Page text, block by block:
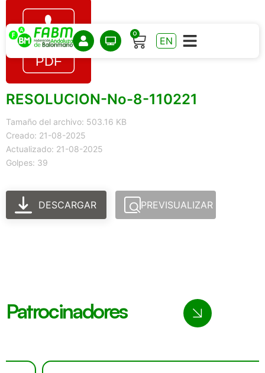
0
EN
RESOLUCION-No-8-110221
Tamaño del archivo: 503.16 KB
Creado: 21-08-2025
Actualizado: 21-08-2025
Golpes: 39
DESCARGAR PREVISUALIZAR
Patrocinadores